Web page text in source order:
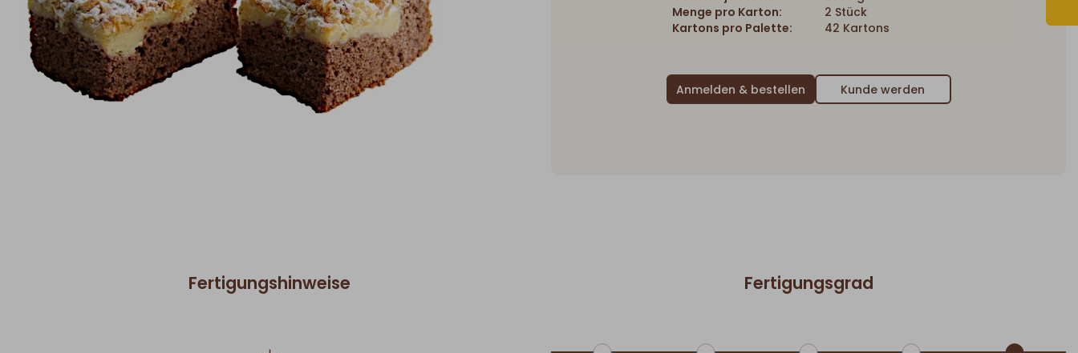
Menge pro Karton:
2 Stück
Kartons pro Palette:
42 Kartons
Kunde werden
Fertigungshinweise Fertigungsgrad